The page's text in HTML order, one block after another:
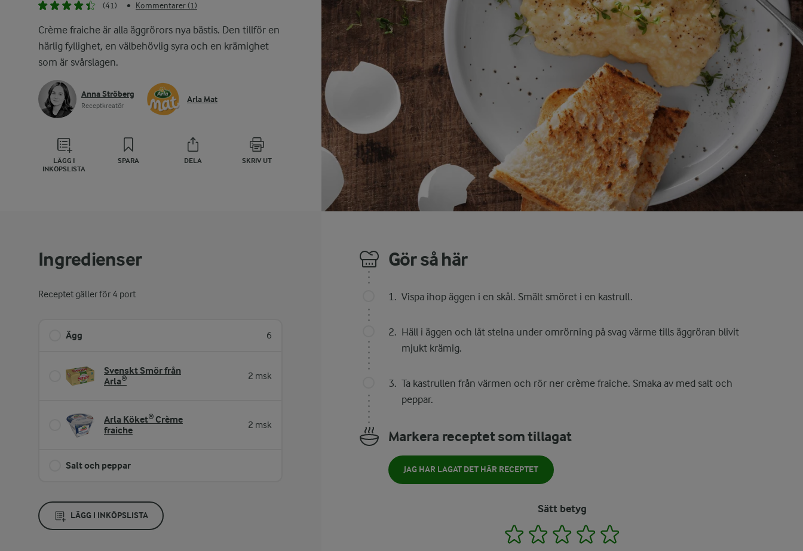
(41) • Kommentarer (1)
Crème fraiche är alla äggrörors nya bästis. Den tillför en
härlig fyllighet, en välbehövlig syra och en krämighet
som är svårslagen.
Anna Ströberg
Receptkreatör
Arla Mat
LÄGG I
INKÖPSLISTA
SPARA DELA SKRIV UT
Ingredienser
Receptet gäller för 4 port
Ägg 6
Svenskt Smör från
Arla®
2 msk
Arla Köket® Crème
fraiche
2 msk
Salt och peppar
LÄGG I INKÖPSLISTA
Gör så här
Vispa ihop äggen i en skål. Smält smöret i en kastrull.
Häll i äggen och låt stelna under omrörning på svag värme tills äggröran blivit
mjukt krämig.
Ta kastrullen från värmen och rör ner crème fraiche. Smaka av med salt och
peppar.
Markera receptet som tillagat
JAG HAR LAGAT DET HÄR RECEPTET
Sätt betyg
1 2 3 4